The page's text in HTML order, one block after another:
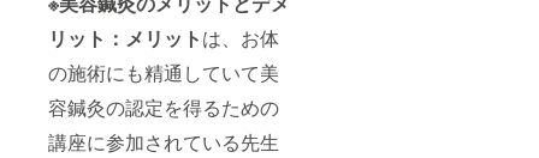
リット：メリットは、お体
の施術にも精通していて美
容鍼灸の認定を得るための
講座に参加されている先生